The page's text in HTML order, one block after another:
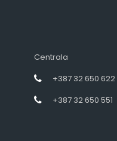
Centrala
+387 32 650 622
+387 32 650 551